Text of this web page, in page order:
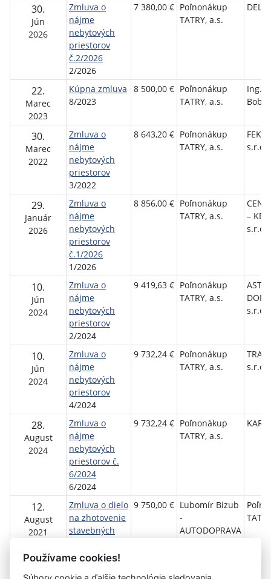
30.
Jún
2026
Zmluva o
nájme
nebytových
priestorov
č.2/2026
2/2026
7 380,00 € Poľnonákup
TATRY, a.s.
22.
Marec
2023
Kúpna zmluva
8/2023
8 500,00 € Poľnonákup
TATRY, a.s.
Ing.
30.
Marec
2022
Zmluva o
nájme
nebytových
priestorov
3/2022
8 643,20 € Poľnonákup
TATRY, a.s.
s.r.o.
29.
Január
2026
Zmluva o
nájme
nebytových
priestorov
č.1/2026
1/2026
8 856,00 € Poľnonákup
TATRY, a.s.
–
s.r.o.
10.
Jún
2024
Zmluva o
nájme
nebytových
priestorov
2/2024
9 419,63 € Poľnonákup
TATRY, a.s.
s.r.o.
10.
Jún
2024
Zmluva o
nájme
nebytových
priestorov
4/2024
9 732,24 € Poľnonákup
TATRY, a.s.
s.r.o.
28.
August
2024
Zmluva o
nájme
nebytových
priestorov č.
6/2024
6/2024
9 732,24 € Poľnonákup
TATRY, a.s.
12.
August
2021
Zmluva o dielo
na zhotovenie
stavebných
16
9 750,00 € Ľubomír Bizub
-
AUTODOPRAVA
Používame cookies!